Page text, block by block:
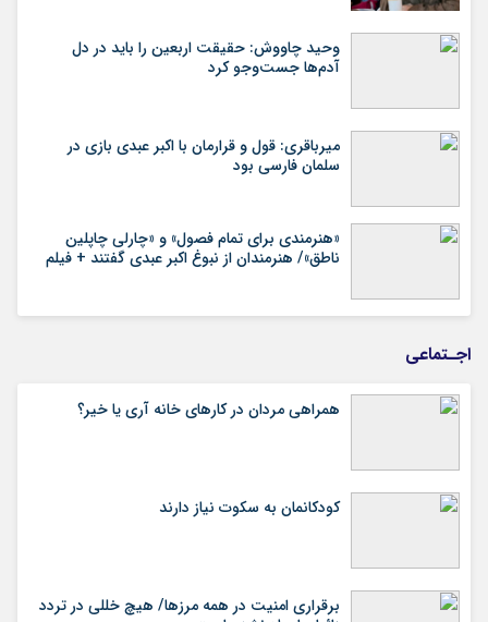
وحید چاووش: حقیقت اربعین را باید در دل
آدم‌ها جست‌وجو کرد
میرباقری: قول و قرارمان با اکبر عبدی بازی در
سلمان فارسی بود
«هنرمندی برای تمام فصول» و «چارلی چاپلین
ناطق»/ هنرمندان از نبوغ اکبر عبدی گفتند + فیلم
اجـتماعی
همراهی مردان در کارهای خانه آری یا خیر؟
کودکانمان به سکوت نیاز دارند
برقراری امنیت در همه مرزها/ هیچ‌ خللی در تردد